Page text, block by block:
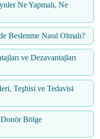
Ne Yapmalı, Ne
Beslenme Nasıl Olmalı?
ve Dezavantajları
Teşhisi ve Tedavisi
Donör Bölge